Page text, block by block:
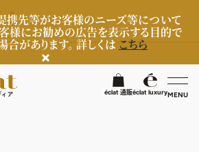
携先等がお客様のニーズ等について
客様にお勧めの広告を表示する目的で
があります。 詳しくはこちら
éclat 通販éclat luxuryMENU